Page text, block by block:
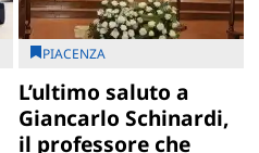
PIACENZA
L’ultimo saluto a
Giancarlo Schinardi,
il professore che